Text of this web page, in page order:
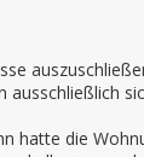
ausschließlich
hatte die